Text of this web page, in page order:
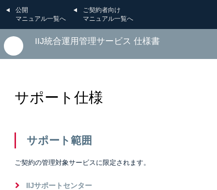
公開
マニュアル一覧へ
ご契約者向け
マニュアル一覧へ
IIJ統合運用管理サービス 仕様書
サポート仕様
サポート範囲
ご契約の管理対象サービスに限定されます。
IIJサポートセンター